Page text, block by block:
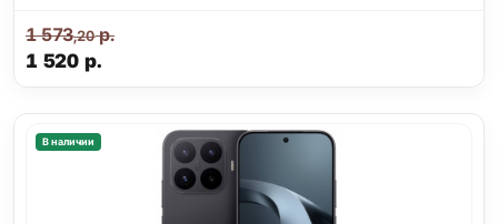
1 520 р.
1 573,20р.
В наличии